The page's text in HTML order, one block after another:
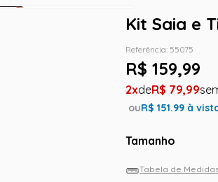
Kit Saia e
Referência: 55075
R$ 159,99
2 R$ 79,99
ouR$151.99 à
Tamanho
Tabela de